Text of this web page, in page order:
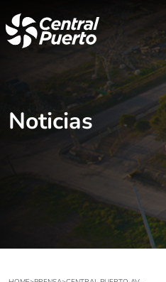
Noticias